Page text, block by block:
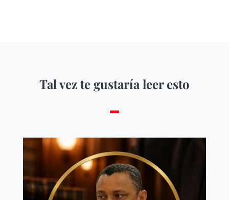
Tal vez te gustaría leer esto